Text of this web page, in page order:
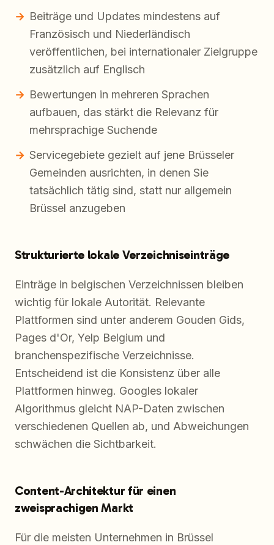
Beiträge und Updates mindestens auf
Französisch und Niederländisch
veröffentlichen, bei internationaler Zielgruppe
zusätzlich auf Englisch
Bewertungen in mehreren Sprachen
aufbauen, das stärkt die Relevanz für
mehrsprachige Suchende
Servicegebiete gezielt auf jene Brüsseler
Gemeinden ausrichten, in denen Sie
tatsächlich tätig sind, statt nur allgemein
Brüssel anzugeben
Strukturierte lokale Verzeichniseinträge
Einträge in belgischen Verzeichnissen bleiben
wichtig für lokale Autorität. Relevante
Plattformen sind unter anderem Gouden Gids,
Pages d'Or, Yelp Belgium und
branchenspezifische Verzeichnisse.
Entscheidend ist die Konsistenz über alle
Plattformen hinweg. Googles lokaler
Algorithmus gleicht NAP-Daten zwischen
verschiedenen Quellen ab, und Abweichungen
schwächen die Sichtbarkeit.
Content-Architektur für einen
zweisprachigen Markt
Für die meisten Unternehmen in Brüssel